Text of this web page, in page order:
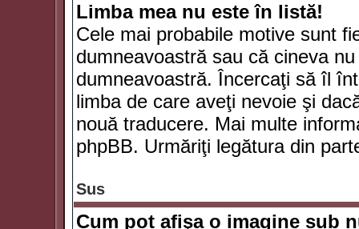
Limba mea nu este în listă!
Cele mai probabile motive sunt
dumneavoastră sau că cineva
dumneavoastră. Încercaţi să îl
limba de care aveţi nevoie şi
nouă traducere. Mai multe
phpBB. Urmăriţi legătura din
Sus
Cum pot afişa o imagine sub